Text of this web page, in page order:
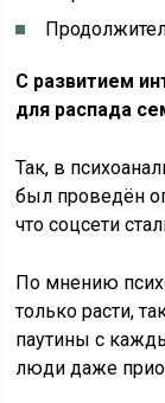
С развитием
для распада
Так, в
был проведён
что соцсети
По мнению
только расти,
паутины с
люди даже